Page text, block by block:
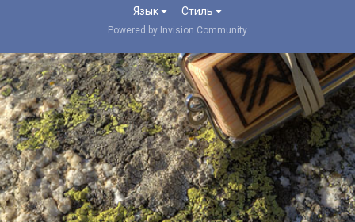
Язык Стиль
Powered by Invision Community